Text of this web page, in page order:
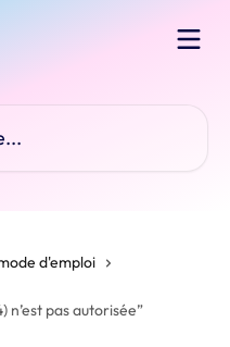
d'emploi
n’est pas autorisée”